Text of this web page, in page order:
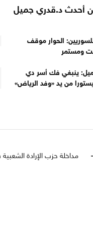
أحدث د.قدري جميل
الحوار موقف
ومستمر
ينبغي فك أسر دي
من يد «وفد الرياض»
مداخلة حزب الإرادة